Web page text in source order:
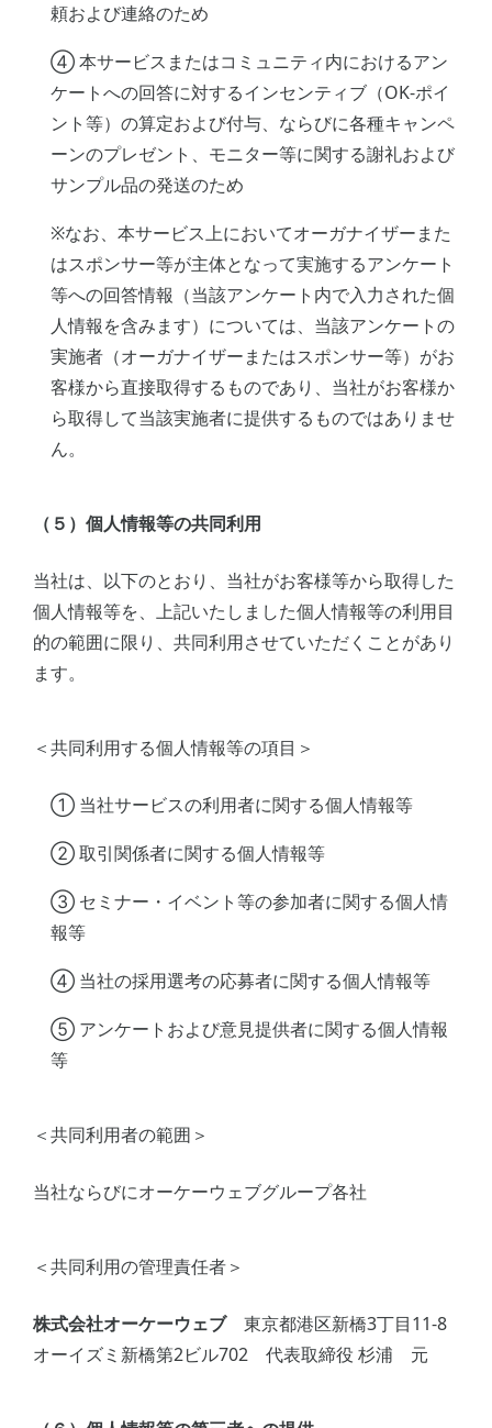
頼および連絡のため
④ 本サービスまたはコミュニティ内におけるアン
ケートへの回答に対するインセンティブ（OK-ポイ
ント等）の算定および付与、ならびに各種キャンペ
ーンのプレゼント、モニター等に関する謝礼および
サンプル品の発送のため
※なお、本サービス上においてオーガナイザーまた
はスポンサー等が主体となって実施するアンケート
等への回答情報（当該アンケート内で入力された個
人情報を含みます）については、当該アンケートの
実施者（オーガナイザーまたはスポンサー等）がお
客様から直接取得するものであり、当社がお客様か
ら取得して当該実施者に提供するものではありませ
ん。
（５）個人情報等の共同利用
当社は、以下のとおり、当社がお客様等から取得した
個人情報等を、上記いたしました個人情報等の利用目
的の範囲に限り、共同利用させていただくことがあり
ます。
＜共同利用する個人情報等の項目＞
① 当社サービスの利用者に関する個人情報等
② 取引関係者に関する個人情報等
③ セミナー・イベント等の参加者に関する個人情
報等
④ 当社の採用選考の応募者に関する個人情報等
⑤ アンケートおよび意見提供者に関する個人情報
等
＜共同利用者の範囲＞
当社ならびにオーケーウェブグループ各社
＜共同利用の管理責任者＞
株式会社オーケーウェブ東京都港区新橋3丁目11-8
オーイズミ新橋第2ビル702 代表取締役 杉浦 元